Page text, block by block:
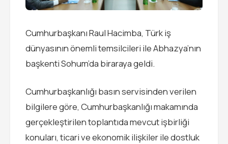
Cumhurbaşkanı Raul Hacimba, Türk iş
dünyasının önemli temsilcileri ile Abhazya’nın
başkenti Sohum’da biraraya geldi.
Cumhurbaşkanlığı basın servisinden verilen
bilgilere göre, Cumhurbaşkanlığı makamında
gerçekleştirilen toplantıda mevcut işbirliği
konuları, ticari ve ekonomik ilişkiler ile dostluk